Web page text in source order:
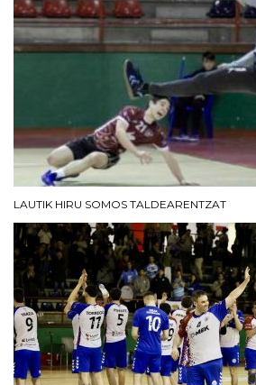
LAUTIK HIRU SOMOS TALDEARENTZAT